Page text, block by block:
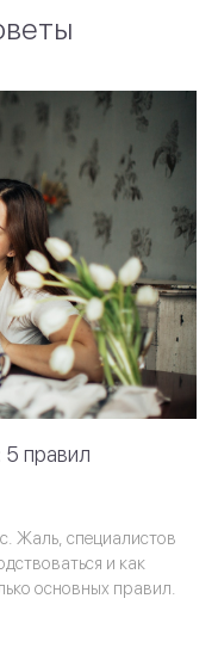
5 правил
Жаль, специалистов
и как
основных правил.